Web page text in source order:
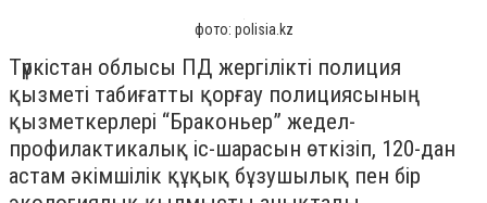
фото: polisia.kz
Түркістан облысы ПД жергілікті полиция
қызметі табиғатты қорғау полициясының
қызметкерлері “Браконьер” жедел-
профилактикалық іс-шарасын өткізіп, 120-дан
астам әкімшілік құқық бұзушылық пен бір